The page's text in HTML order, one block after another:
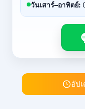
วันเสาร์–อาทิตย์:
อัป